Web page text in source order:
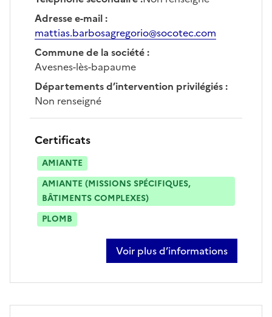
Adresse e-mail:
mattias.barbosagregorio@socotec.com
Commune de la société:
Avesnes-lès-bapaume
Départements d’intervention privilégiés:
Non renseigné
Certificats
AMIANTE
AMIANTE (MISSIONS SPÉCIFIQUES,
BÂTIMENTS COMPLEXES)
PLOMB
Voir plus d’informations
sur mattias barbosa gregorio